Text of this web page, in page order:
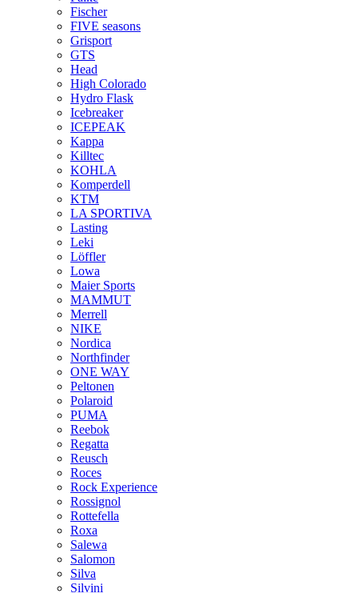
Fischer
FIVE seasons
Grisport
GTS
Head
High Colorado
Hydro Flask
Icebreaker
ICEPEAK
Kappa
Killtec
KOHLA
Komperdell
KTM
LA SPORTIVA
Lasting
Leki
Löffler
Lowa
Maier Sports
MAMMUT
Merrell
NIKE
Nordica
Northfinder
ONE WAY
Peltonen
Polaroid
PUMA
Reebok
Regatta
Reusch
Roces
Rock Experience
Rossignol
Rottefella
Roxa
Salewa
Salomon
Silva
Silvini